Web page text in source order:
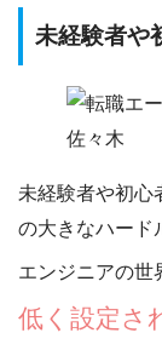
未経験者や
佐々木
未経験者や初心
の大きなハード
エンジニアの世
低く設定さ